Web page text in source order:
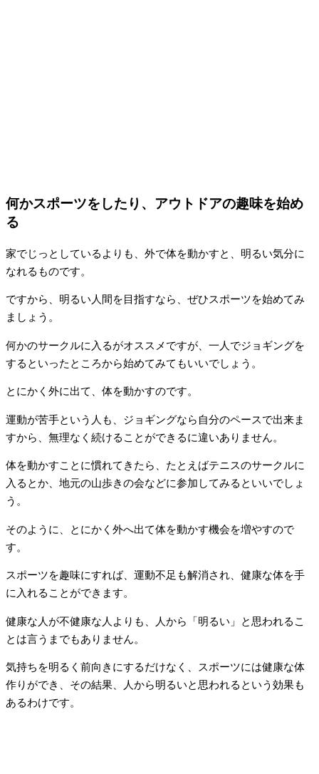
何かスポーツをしたり、アウトドアの趣味を始め
る
家でじっとしているよりも、外で体を動かすと、明るい気分に
なれるものです。
ですから、明るい人間を目指すなら、ぜひスポーツを始めてみ
ましょう。
何かのサークルに入るがオススメですが、一人でジョギングを
するといったところから始めてみてもいいでしょう。
とにかく外に出て、体を動かすのです。
運動が苦手という人も、ジョギングなら自分のペースで出来ま
すから、無理なく続けることができるに違いありません。
体を動かすことに慣れてきたら、たとえばテニスのサークルに
入るとか、地元の山歩きの会などに参加してみるといいでしょ
う。
そのように、とにかく外へ出て体を動かす機会を増やすので
す。
スポーツを趣味にすれば、運動不足も解消され、健康な体を手
に入れることができます。
健康な人が不健康な人よりも、人から「明るい」と思われるこ
とは言うまでもありません。
気持ちを明るく前向きにするだけなく、スポーツには健康な体
作りができ、その結果、人から明るいと思われるという効果も
あるわけです。